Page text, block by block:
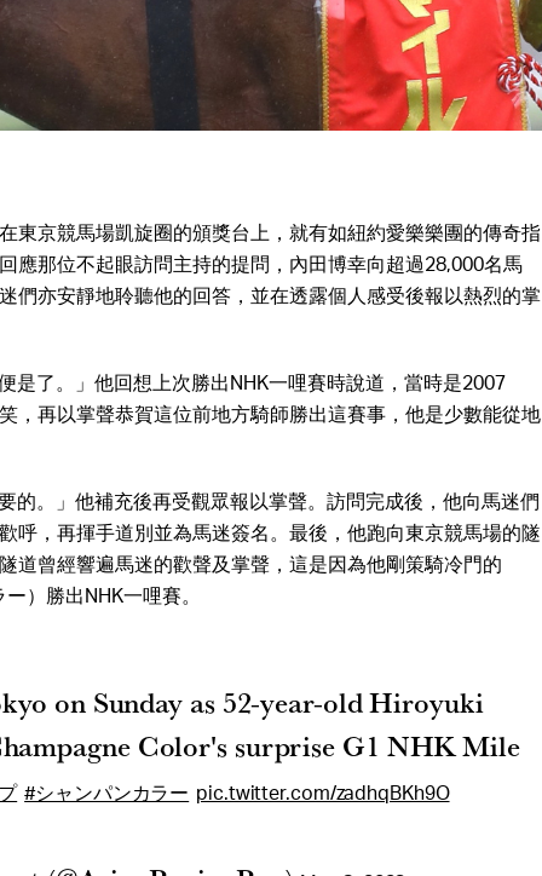
東京競馬場凱旋圈的頒獎台上，就有如紐約愛樂樂團的傳奇指
應那位不起眼訪問主持的提問，內田博幸向超過28,000名馬
們亦安靜地聆聽他的回答，並在透露個人感受後報以熱烈的掌
是了。」他回想上次勝出NHK一哩賽時說道，當時是2007
，再以掌聲恭賀這位前地方騎師勝出這賽事，他是少數能從地
的。」他補充後再受觀眾報以掌聲。訪問完成後，他向馬迷們
呼，再揮手道別並為馬迷簽名。最後，他跑向東京競馬場的隧
道曾經響遍馬迷的歡聲及掌聲，這是因為他剛策騎冷門的
）勝出NHK一哩賽。
on Sunday as 52-year-old Hiroyuki
Color's surprise G1 NHK Mile
#シャンパンカラー pic.twitter.com/zadhqBKh9O